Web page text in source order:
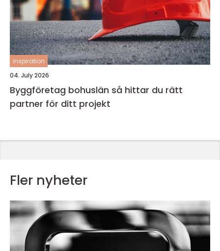
inspiration
04. July 2026
Byggföretag bohuslän så hittar du rätt
partner för ditt projekt
Fler nyheter